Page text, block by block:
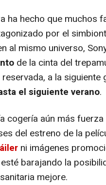
ha hecho que muchos
por el
al mismo universo,
de la cinta del
a la
el siguiente verano.
cogería aún más
del estreno de la
ni imágenes
barajando la
mejore.